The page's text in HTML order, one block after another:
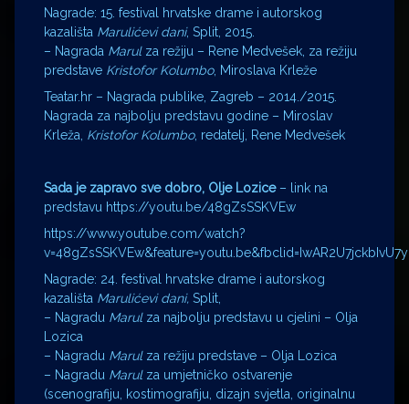
Nagrade: 15. festival hrvatske drame i autorskog
kazališta Marulićevi dani, Split, 2015.
– Nagrada Marulza režiju – Rene Medvešek, za režiju
predstave Kristofor Kolumbo, Miroslava Krleže
Teatar.hr – Nagrada publike, Zagreb – 2014./2015.
Nagrada za najbolju predstavu godine – Miroslav
Krleža, Kristofor Kolumbo, redatelj, Rene Medvešek
Sada je zapravo sve dobro, Olje Lozice – link na
predstavu https://youtu.be/48gZsSSKVEw
https://www.youtube.com/watch?
Nagrade: 24. festival hrvatske drame i autorskog
kazališta Marulićevi dani, Split,
– Nagradu Marulza najbolju predstavu u cjelini – Olja
Lozica
– Nagradu Marulza režiju predstave – Olja Lozica
– Nagradu Marulza umjetničko ostvarenje
(scenografiju, kostimografiju, dizajn svjetla, originalnu